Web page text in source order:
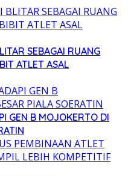
SEBAGAI RUANG
ATLET ASAL
GEN B MOJOKERTO DI